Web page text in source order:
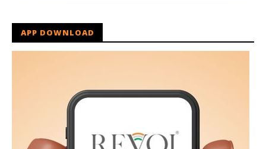
APP DOWNLOAD